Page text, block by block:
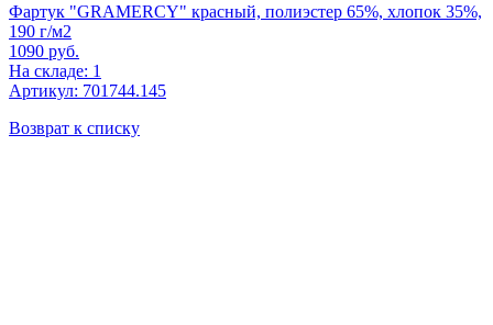
Фартук "GRAMERCY" красный, полиэстер 65%, хлопок 35%,
190 г/м2
1090 руб.
На складе: 1
Артикул: 701744.145
Возврат к списку